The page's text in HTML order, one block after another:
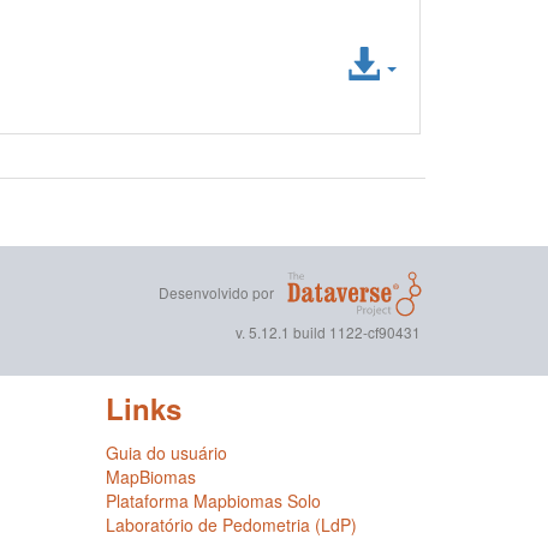
Acessar
Desenvolvido por
v. 5.12.1 build 1122-cf90431
Links
Guia do usuário
MapBiomas
Plataforma Mapbiomas Solo
Laboratório de Pedometria (LdP)